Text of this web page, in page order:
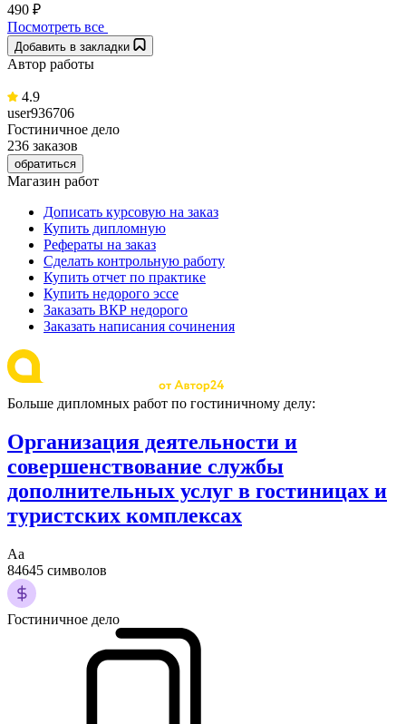
490 ₽
Посмотреть все
Добавить в закладки
Автор работы
4.9
user936706
Гостиничное дело
236 заказов
обратиться
Магазин работ
Дописать курсовую на заказ
Купить дипломную
Рефераты на заказ
Сделать контрольную работу
Купить отчет по практике
Купить недорого эссе
Заказать ВКР недорого
Заказать написания сочинения
Больше дипломных работ по гостиничному делу:
Организация деятельности и
совершенствование службы
дополнительных услуг в гостиницах и
туристских комплексах
Аа
84645 символов
Гостиничное дело